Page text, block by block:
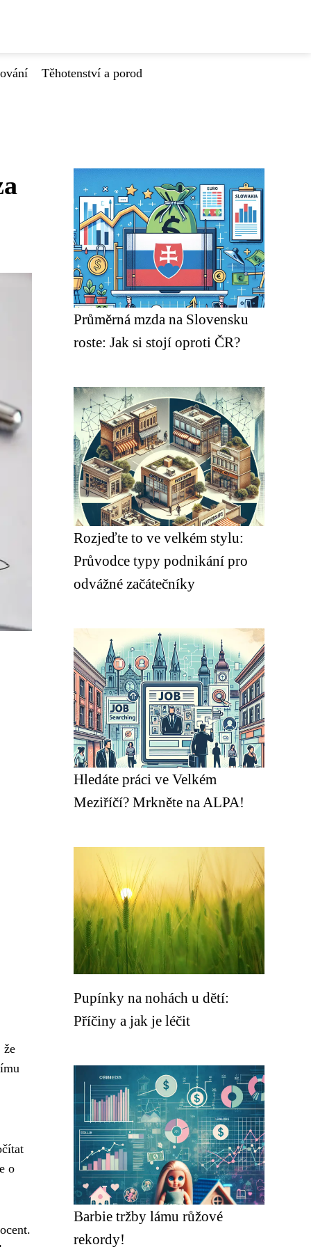
Těhotenství a porod
že
o
Průměrná mzda na Slovensku
roste: Jak si stojí oproti ČR?
Rozjeďte to ve velkém stylu:
Průvodce typy podnikání pro
odvážné začátečníky
Hledáte práci ve Velkém
Meziříčí? Mrkněte na ALPA!
Pupínky na nohách u dětí:
Příčiny a jak je léčit
Barbie tržby lámu růžové
rekordy!